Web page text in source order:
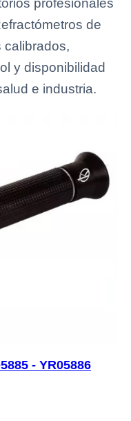
profesionales
de
calibrados,
y disponibilidad
e industria.
- YR05886